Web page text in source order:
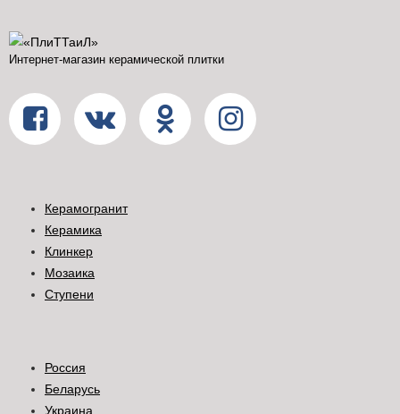
Интернет-магазин керамической плитки
Керамогранит
Керамика
Клинкер
Мозаика
Ступени
Россия
Беларусь
Украина